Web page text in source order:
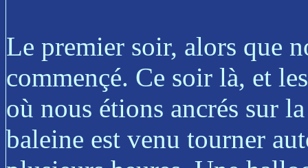
Le premier soir, alors que
commençé. Ce soir là, et
où nous étions ancrés sur
baleine est venu tourner